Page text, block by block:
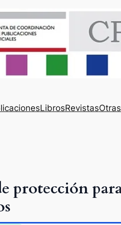
LibrosRevistas
protección